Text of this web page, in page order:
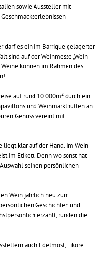
sowie Aussteller mit
darf es ein im Barrique gelagerter
sind auf der Weinmesse „Wein
können im Rahmen des
auf rund 10.000m² durch ein
und Weinmarkthütten an
Genuss vereint mit
liegt klar auf der Hand. Im Wein
im Etikett. Denn wo sonst hat
seinen persönlichen
Wein jährlich neu zum
Geschichten und
erzählt, runden die
auch Edelmost, Liköre